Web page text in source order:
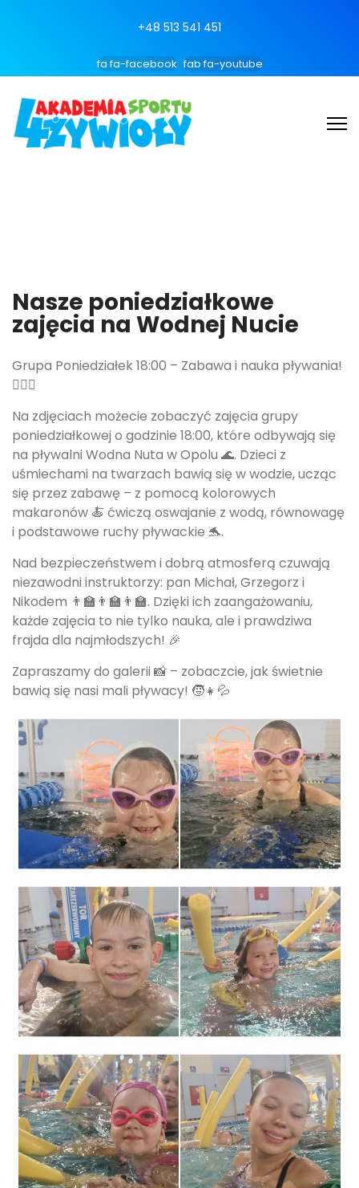
+48 513 541 451
fa fa-facebook fab fa-youtube
Nasze poniedziałkowe
zajęcia na Wodnej Nucie
Grupa Poniedziałek 18:00 – Zabawa i nauka pływania!
🏊‍♂️😊
Na zdjęciach możecie zobaczyć zajęcia grupy
poniedziałkowej o godzinie 18:00, które odbywają się
na pływalni Wodna Nuta w Opolu 🌊. Dzieci z
uśmiechami na twarzach bawią się w wodzie, ucząc
się przez zabawę – z pomocą kolorowych
makaronów 🍝 ćwiczą oswajanie z wodą, równowagę
i podstawowe ruchy pływackie 🐬.
Nad bezpieczeństwem i dobrą atmosferą czuwają
niezawodni instruktorzy: pan Michał, Grzegorz i
Nikodem 👨‍🏫👨‍🏫👨‍🏫. Dzięki ich zaangażowaniu,
każde zajęcia to nie tylko nauka, ale i prawdziwa
frajda dla najmłodszych! 🎉
Zapraszamy do galerii 📸 – zobaczcie, jak świetnie
bawią się nasi mali pływacy! 🧒👧💦